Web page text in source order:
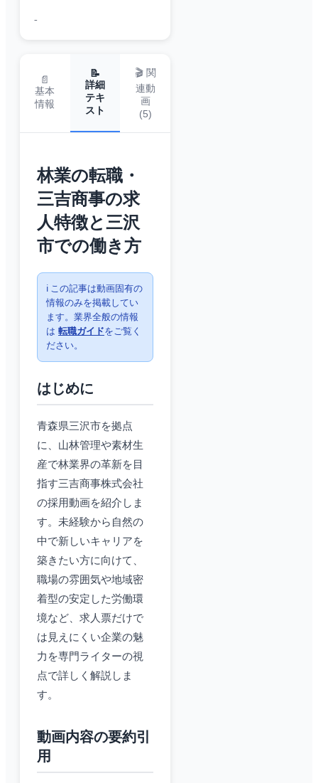
-
📄
基本
情報
📝
詳細
テキ
スト
🎬 関
連動
画
(5)
林業の転職・
三吉商事の求
人特徴と三沢
市での働き方
ℹ️ この記事は動画固有の
情報のみを掲載してい
ます。業界全般の情報
は 転職ガイドをご覧く
ださい。
はじめに
青森県三沢市を拠点
に、山林管理や素材生
産で林業界の革新を目
指す三吉商事株式会社
の採用動画を紹介しま
す。未経験から自然の
中で新しいキャリアを
築きたい方に向けて、
職場の雰囲気や地域密
着型の安定した労働環
境など、求人票だけで
は見えにくい企業の魅
力を専門ライターの視
点で詳しく解説しま
す。
動画内容の要約引
用